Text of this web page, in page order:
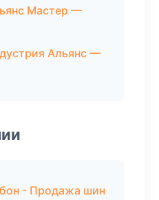
Мастер —
Альянс —
- Продажа шин